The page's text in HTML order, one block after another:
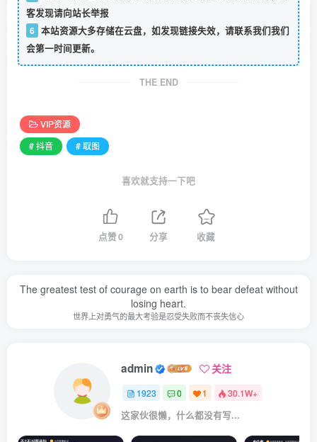
客发现请向站长举报
6 本站资源大多存储在云盘，如发现链接失效，请联系我们我们
会第一时间更新。
THE END
VIP资源
# 抖音
# 取图
喜欢就支持一下吧
点赞0 分享 收藏
The greatest test of courage on earth is to bear defeat without
losing heart.
世界上对勇气的最大考验是忍受失败而不丧失信心
admin 关注
1923 0 1 30.1W+
这家伙很懒，什么都没有写...